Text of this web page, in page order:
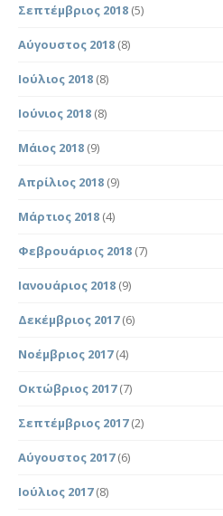
Σεπτέμβριος 2018 (5)
Αύγουστος 2018 (8)
Ιούλιος 2018 (8)
Ιούνιος 2018 (8)
Μάιος 2018 (9)
Απρίλιος 2018 (9)
Μάρτιος 2018 (4)
Φεβρουάριος 2018 (7)
Ιανουάριος 2018 (9)
Δεκέμβριος 2017(6)
Νοέμβριος 2017(4)
Οκτώβριος 2017(7)
Σεπτέμβριος 2017(2)
Αύγουστος 2017(6)
Ιούλιος 2017(8)